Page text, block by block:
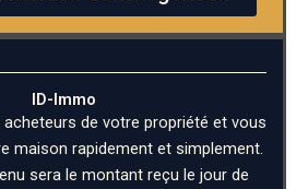
ID-Immo
de votre propriété et vous
maison rapidement et simplement.
sera le montant reçu le jour de